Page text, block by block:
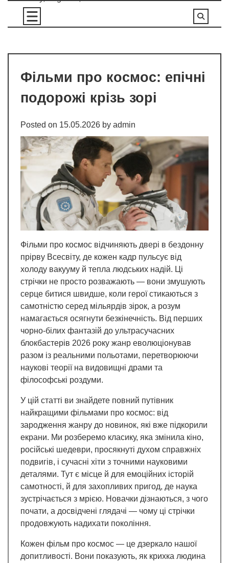
content
Фільми про космос: епічні
подорожі крізь зорі
Posted on 15.05.2026 by admin
Фільми про космос відчиняють двері в бездонну
прірву Всесвіту, де кожен кадр пульсує від
холоду вакууму й тепла людських надій. Ці
стрічки не просто розважають — вони змушують
серце битися швидше, коли герої стикаються з
самотністю серед мільярдів зірок, а розум
намагається осягнути безкінечність. Від перших
чорно-білих фантазій до ультрасучасних
блокбастерів 2026 року жанр еволюціонував
разом із реальними польотами, перетворюючи
наукові теорії на видовищні драми та
філософські роздуми.
У цій статті ви знайдете повний путівник
найкращими фільмами про космос: від
зародження жанру до новинок, які вже підкорили
екрани. Ми розберемо класику, яка змінила кіно,
російські шедеври, просякнуті духом справжніх
подвигів, і сучасні хіти з точними науковими
деталями. Тут є місце й для емоційних історій
самотності, й для захопливих пригод, де наука
зустрічається з мрією. Новачки дізнаються, з чого
почати, а досвідчені глядачі — чому ці стрічки
продовжують надихати покоління.
Кожен фільм про космос — це дзеркало нашої
допитливості. Вони показують, як крихка людина